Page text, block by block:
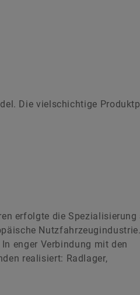
Die vielschichtige
erfolgte die Spezialisierung
Nutzfahrzeugindustrie.
enger Verbindung mit den
realisiert: Radlager,